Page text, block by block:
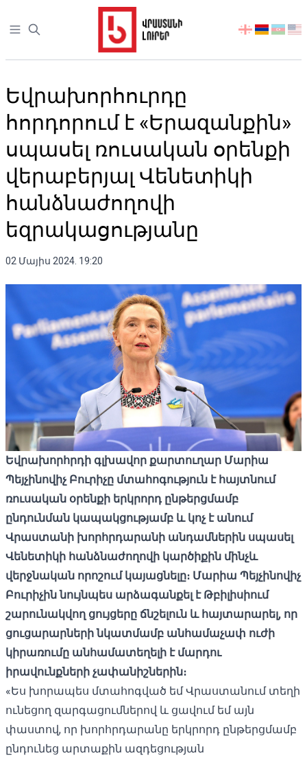
Open sidebar
აირჩიეთ
Եվրախորհուրդը
հորդորում է «Երազանքին»
սպասել ռուսական օրենքի
վերաբերյալ Վենետիկի
հանձնաժողովի
եզրակացությանը
02 Մայիս 2024. 19:20
Եվրախորհրդի գլխավոր քարտուղար Մարիա
Պեյչինովիչ Բուրիչը մտահոգություն է հայտնում
ռուսական օրենքի երկրորդ ընթերցմամբ
ընդունման կապակցությամբ և կոչ է անում
Վրաստանի խորհրդարանի անդամներին սպասել
Վենետիկի հանձնաժողովի կարծիքին մինչև
վերջնական որոշում կայացնելը։ Մարիա Պեյչինովիչ
Բուրիչին նույնպես արձագանքել է Թբիլիսիում
շարունակվող ցույցերը ճնշելուն և հայտարարել, որ
ցուցարարների նկատմամբ անհամաչափ ուժի
կիրառումը անհամատեղելի է մարդու
իրավունքների չափանիշներին։
«Ես խորապես մտահոգված եմ Վրաստանում տեղի
ունեցող զարգացումներով և ցավում եմ այն ​​
փաստով, որ խորհրդարանը երկրորդ ընթերցմամբ
ընդունեց արտաքին ազդեցության